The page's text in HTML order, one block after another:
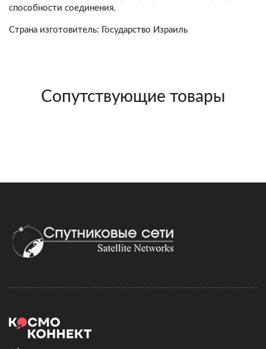
способности соединения.
Страна изготовитель: Государство Израиль
Сопутствующие товары